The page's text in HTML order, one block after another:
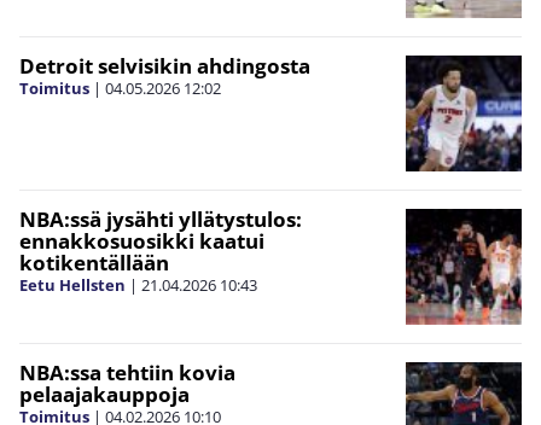
Detroit selvisikin ahdingosta
Toimitus | 04.05.2026 12:02
NBA:ssä jysähti yllätystulos:
ennakkosuosikki kaatui
kotikentällään
Eetu Hellsten | 21.04.2026 10:43
NBA:ssa tehtiin kovia
pelaajakauppoja
Toimitus | 04.02.2026 10:10